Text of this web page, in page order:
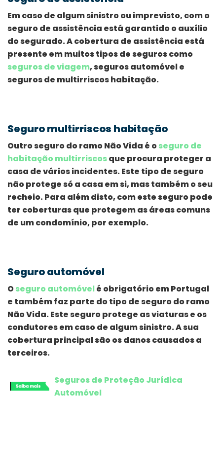
Em caso de algum sinistro ou imprevisto, com o
seguro de assistência está garantido o auxílio
do segurado. A cobertura de assistência está
presente em muitos tipos de seguros como
seguros de viagem, seguros automóvel e
seguros de multirriscos habitação.
Seguro multirriscos habitação
Outro seguro do ramo Não Vida é oseguro de
habitação multirriscosque procura proteger a
casa de vários incidentes. Este tipo de seguro
não protege só a casa em si, mas também o seu
recheio. Para além disto, com este seguro pode
ter coberturas que protegem as áreas comuns
de um condomínio, por exemplo.
Seguro automóvel
Oseguro automóvelé obrigatório em Portugal
e também faz parte do tipo de seguro do ramo
Não Vida. Este seguro protege as viaturas e os
condutores em caso de algum sinistro. A sua
cobertura principal são os danos causados a
terceiros.
Seguros de Proteção Jurídica
Automóvel